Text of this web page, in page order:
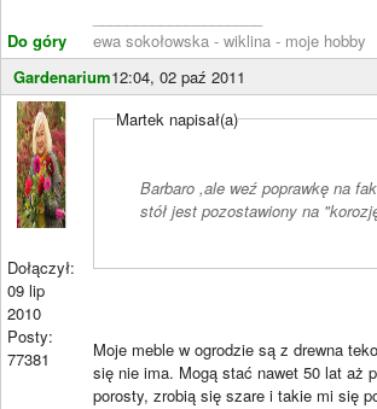
Do góry
ewa sokołowska - wiklina - moje hobby
Gardenarium12:04, 02 paź 2011
Dołączył:
09 lip
2010
Posty:
77381
Martek napisał(a)
Barbaro ,ale weź poprawkę na
stół jest pozostawiony na
Moje meble w ogrodzie są z drewna
się nie ima. Mogą stać nawet 50 lat aż
porosty, zrobią się szare i takie mi się